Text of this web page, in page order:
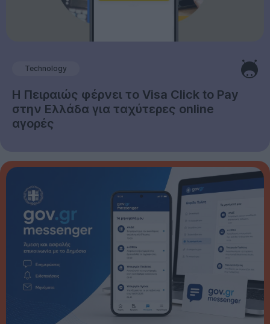
Technology
Η Πειραιώς φέρνει το Visa Click to Pay
στην Ελλάδα για ταχύτερες online
αγορές